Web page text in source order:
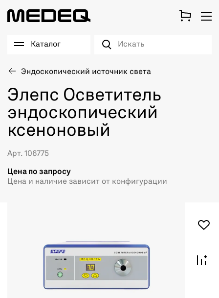
Каталог
Эндоскопический источник света
Элепс Осветитель
эндоскопический
ксеноновый
Арт. 106775
Цена по запросу
Цена и наличие зависит от конфигурации